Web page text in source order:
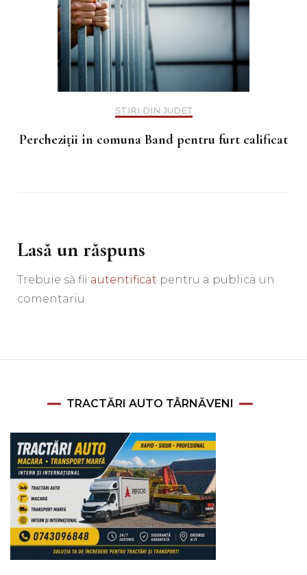
ȘTIRI DIN JUDEȚ
Percheziții în comuna Band pentru furt calificat
Lasă un răspuns
Trebuie să fii autentificat pentru a publica un
comentariu.
TRACTĂRI AUTO TÂRNĂVENI